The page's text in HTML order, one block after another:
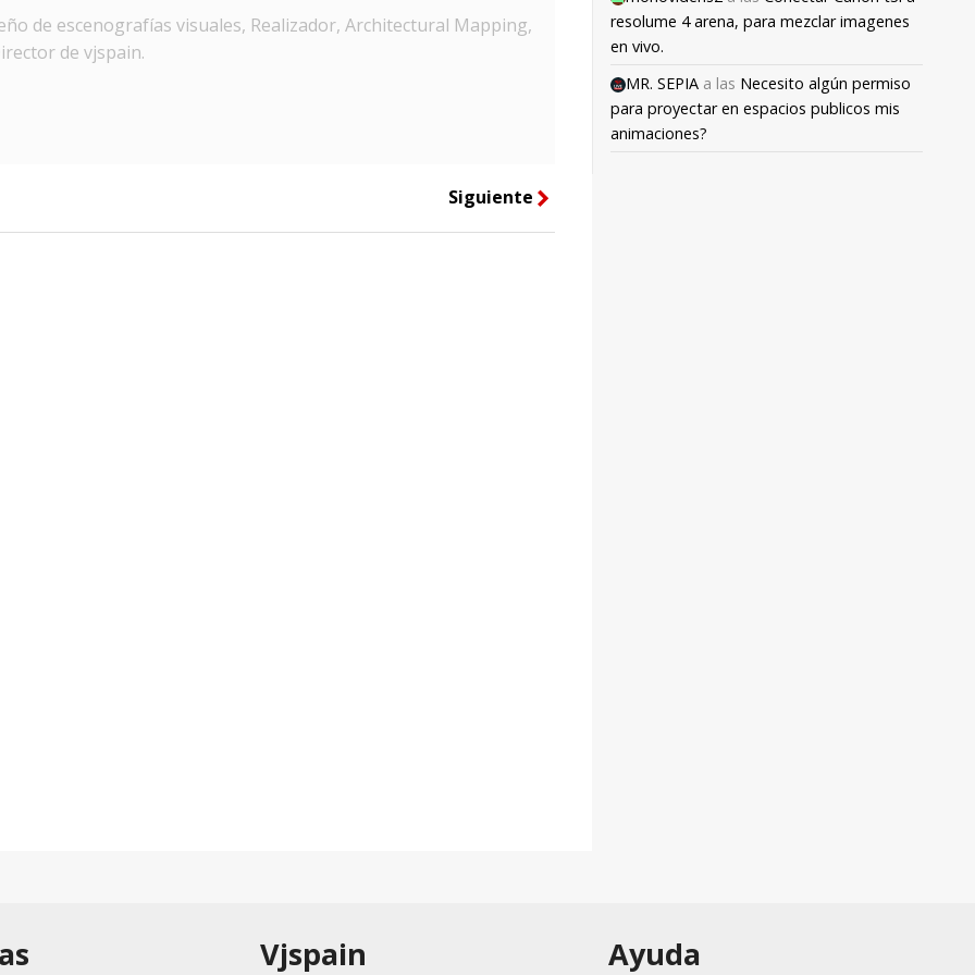
de escenografías visuales, Realizador, Architectural Mapping,
de vjspain.
Siguiente right
resolume 4 arena, para mezclar imagenes
en vivo.
MR. SEPIA a las Necesito algún permiso
para proyectar en espacios publicos mis
animaciones?
Vjspain Ayuda